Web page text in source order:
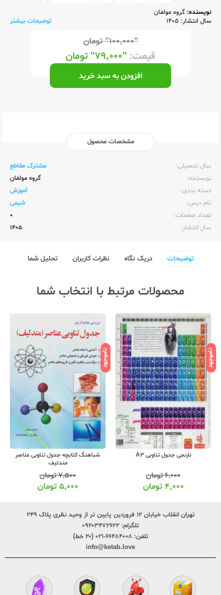
نویسنده: گروه مولفان
سال انتشار: 1405
توضیحات بیشتر
"۱۰۰,۰۰۰" تومان
قیمت: "۷۹,۰۰۰" تومان
افزودن به سبد خرید
مشخصات محصول
سال تحصیلی:‌
مشترک مقاطع
نویسنده:‌
گروه مولفان
دسته بندی:
آموزش
نام درس:
شیمی
تعداد صفحات:‌
0
سال انتشار:‌
1405
توضیحات دریک نگاه نظرات کاربران تحلیل شما
محصولات مرتبط با انتخاب شما
ناموجود
نارنجی جدول تناوبی A3
۶,۰۰۰تومان
۴,۰۰۰ تومان
ناموجود
شباهنگ کتابچه جدول تناوبی عناصر
مندلیف
۷,۵۰۰تومان
۵,۰۰۰ تومان
تهران انقلاب خیابان ۱۲ فروردین پایین تر از وحید نظری پلاک ۲۴۹
تلگرام: ۰۹۲۰۳۴۷۲۶۲۲
تلفن: ۶۶۴۸۴۰۰۸-۰۲۱ (۲۰ خط)
info@ketab.love